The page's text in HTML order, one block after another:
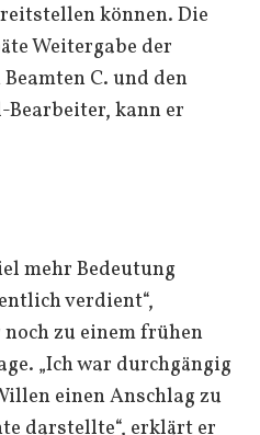
können. Die
Weitergabe der
C. und den
kann er
mehr Bedeutung
verdient“,
zu einem frühen
„Ich war durchgängig
einen Anschlag zu
darstellte“, erklärt er